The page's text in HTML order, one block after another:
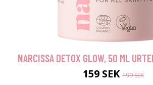
NARCISSA DETOX GLOW, 50 ML
159 SEK199 SEK